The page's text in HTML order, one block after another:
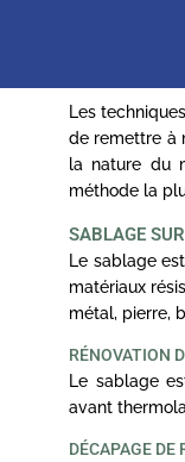
Les
de remettre à
la nature du
méthode la
SABLAGE
Le sablage
matériaux
métal, pierre,
RÉNOVATION
Le sablage
avant
DÉCAPAGE DE